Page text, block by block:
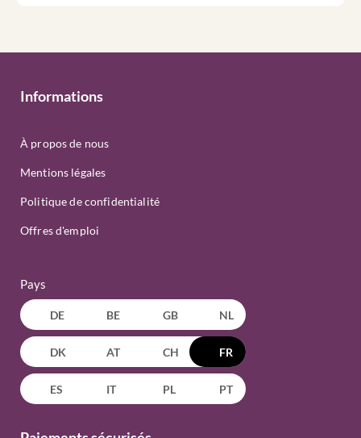
Informations
À propos de nous
Mentions légales
Politique de confidentialité
Offres d'emploi
Pays
DE BE GB NL
DK AT CH FR
ES IT PL PT